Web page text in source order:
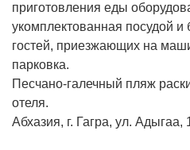
приготовления еды
укомплектованная посудой и
гостей, приезжающих на
парковка.
Песчано-галечный пляж
отеля.
Абхазия, г. Гагра, ул. Адыгаа,